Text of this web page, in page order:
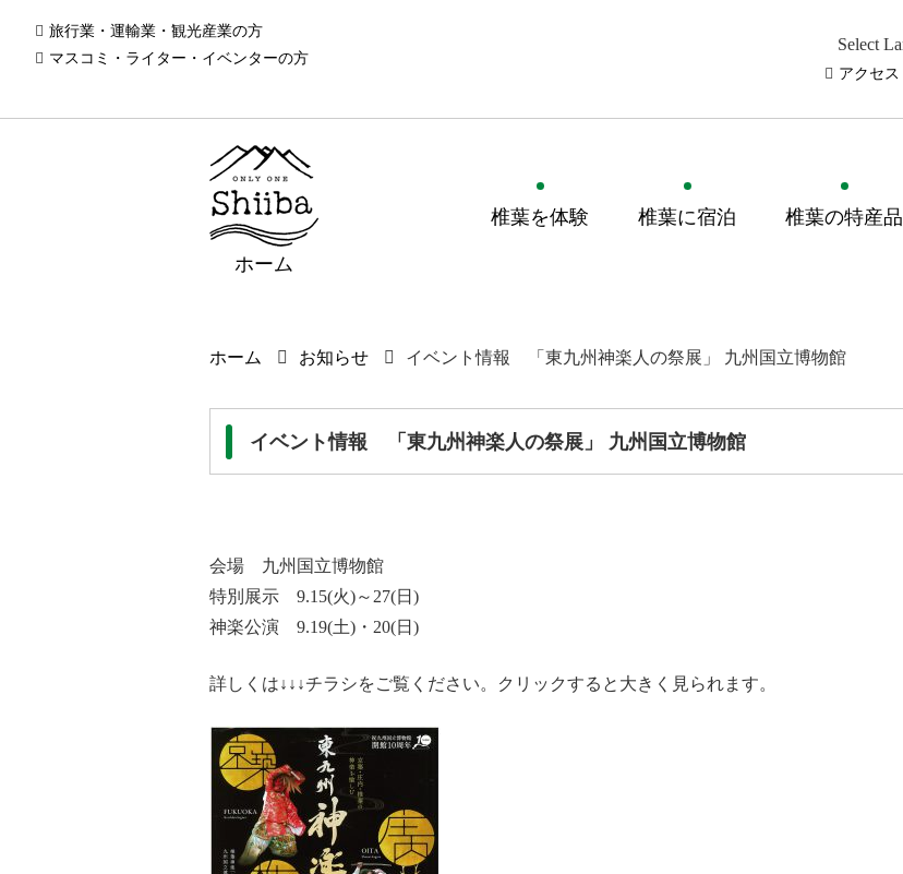
旅行業・運輸業・観光産業の方
マスコミ・ライター・イベンターの方
アクセス
ホーム
椎葉を体験 椎葉に宿泊 椎葉の特産品
ホーム お知らせ イベント情報 「東九州神楽人の祭展」 九州国立博物館
イベント情報 「東九州神楽人の祭展」 九州国立博物館
会場 九州国立博物館
特別展示 9.15(火)～27(日)
神楽公演 9.19(土)・20(日)
詳しくは↓↓↓チラシをご覧ください。クリックすると大きく見られます。